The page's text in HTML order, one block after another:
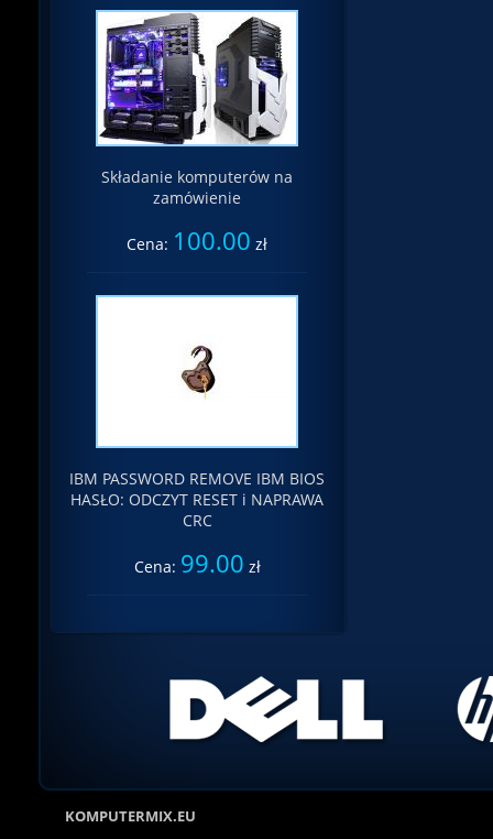
Składanie komputerów na
zamówienie
Cena: 100.00 zł
IBM PASSWORD REMOVE IBM BIOS
HASŁO: ODCZYT RESET i NAPRAWA
CRC
Cena: 99.00 zł
KOMPUTERMIX.EU